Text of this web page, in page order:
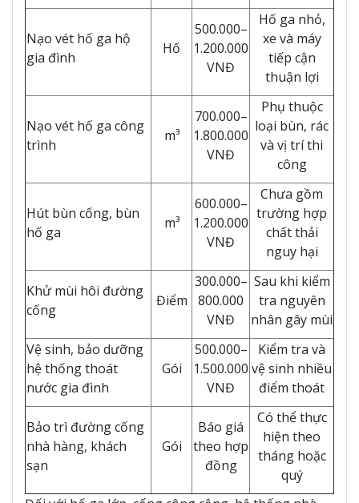
Nạo vét hố ga hộ
gia đình
Hố
500.000–
1.200.000
VNĐ
Hố ga nhỏ,
xe và máy
tiếp cận
thuận lợi
Nạo vét hố ga công
trình
m³
700.000–
1.800.000
VNĐ
Phụ thuộc
loại bùn, rác
và vị trí thi
công
Hút bùn cống, bùn
hố ga
m³
600.000–
1.200.000
VNĐ
Chưa gồm
trường hợp
chất thải
nguy hại
Khử mùi hôi đường
cống
Điểm
300.000–
800.000
VNĐ
Sau khi kiểm
tra nguyên
nhân gây mùi
Vệ sinh, bảo dưỡng
hệ thống thoát
nước gia đình
Gói
500.000–
1.500.000
VNĐ
Kiểm tra và
vệ sinh nhiều
điểm thoát
Bảo trì đường cống
nhà hàng, khách
sạn
Gói
Báo giá
theo hợp
đồng
Có thể thực
hiện theo
tháng hoặc
quý